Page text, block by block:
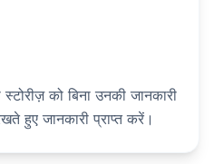
स्टोरीज़ को बिना उनकी जानकारी
हुए जानकारी प्राप्त करें।